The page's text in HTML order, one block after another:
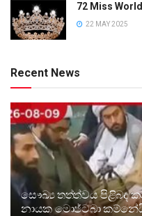
72 Miss
22 MAY 2025
Recent News
සෞඛ්‍ය තත්ත්වය පිළිබඳ
නායක මොජ්ටබා